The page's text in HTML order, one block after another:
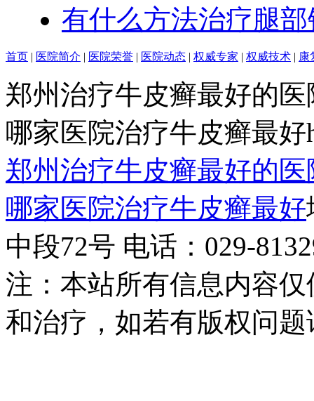
有什么方法治疗腿
首页 | 医院简介 | 医院荣誉 | 医院动态 | 权威专家 | 权威技术 | 康
郑州治疗牛皮癣最好的
哪家医院治疗牛皮癣最好
郑州治疗牛皮癣最好的
哪家医院治疗牛皮癣最好
中段72号 电话：029-
注：本站所有信息内容
和治疗，如若有版权问